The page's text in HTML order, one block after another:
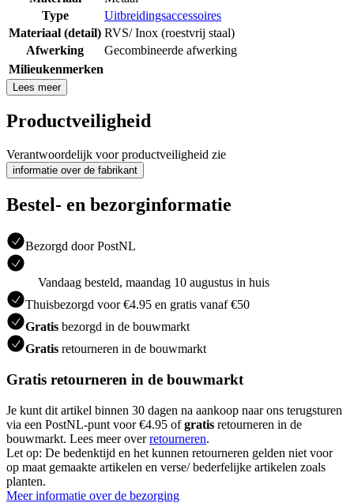
Type
Uitbreidingsaccessoires
Materiaal (detail) RVS/ Inox (roestvrij staal)
Afwerking
Gecombineerde afwerking
Milieukenmerken
Lees meer
Productveiligheid
Verantwoordelijk voor productveiligheid zie
informatie over de fabrikant
Bestel- en bezorginformatie
Bezorgd door PostNL
Vandaag besteld, maandag 10 augustus in huis
Thuisbezorgd voor €4.95 en gratis vanaf €50
Gratis bezorgd in de bouwmarkt
Gratis retourneren in de bouwmarkt
Gratis retourneren in de bouwmarkt
Je kunt dit artikel binnen 30 dagen na aankoop naar ons terugsturen
via een PostNL-punt voor €4.95 ofgratis retourneren in de
bouwmarkt. Lees meer overretourneren.
Let op: De bedenktijd en het kunnen retourneren gelden niet voor
op maat gemaakte artikelen en verse/ bederfelijke artikelen zoals
planten.
Meer informatie over de bezorging